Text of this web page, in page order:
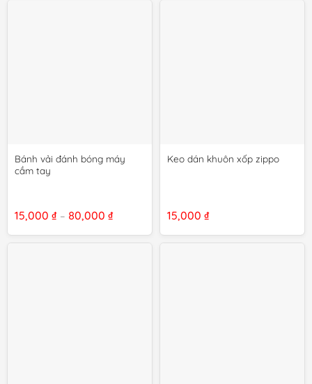
Bánh vải đánh bóng máy
cầm tay
15,000 ₫ – 80,000 ₫Khoảng
từ
Keo dán khuôn xốp zippo
15,000 ₫